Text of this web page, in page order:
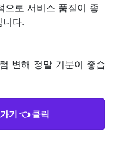
으로 서비스 품질이 좋
다.
변해 정말 기분이 좋습
기 👈 클릭